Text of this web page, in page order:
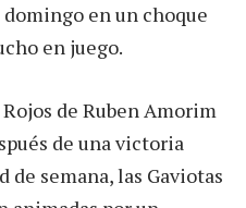
en un choque
en juego.
de Ruben Amorim
de una victoria
semana, las Gaviotas